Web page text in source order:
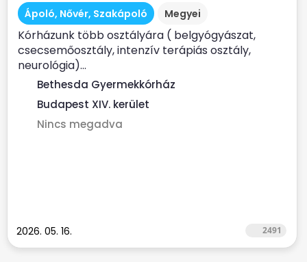
Ápoló, Nővér, Szakápoló Megyei
Kórházunk több osztályára ( belgyógyászat,
csecsemőosztály, intenzív terápiás osztály,
neurológia)...
Bethesda Gyermekkórház
Budapest XIV. kerület
Nincs megadva
2026. 05. 16. 2491